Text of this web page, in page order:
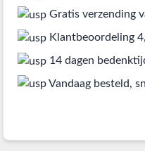
Gratis verzending
Klantbeoordeling
14 dagen
Vandaag besteld,